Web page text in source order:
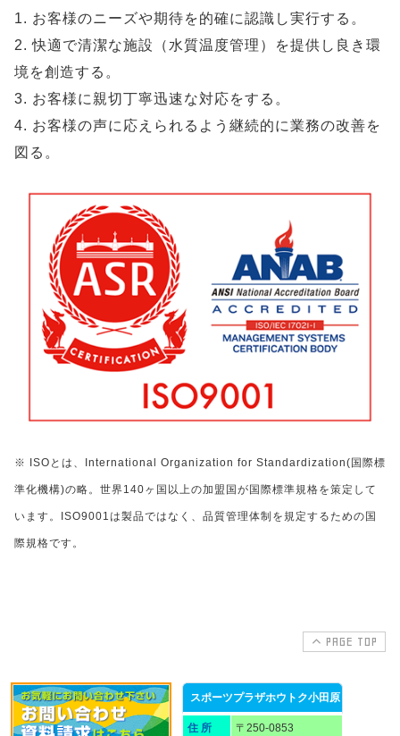
1. お客様のニーズや期待を的確に認識し実行する。
2. 快適で清潔な施設（水質温度管理）を提供し良き環
境を創造する。
3. お客様に親切丁寧迅速な対応をする。
4. お客様の声に応えられるよう継続的に業務の改善を
図る。
※ ISOとは、International Organization for Standardization(国際標
準化機構)の略。世界140ヶ国以上の加盟国が国際標準規格を策定して
います。ISO9001は製品ではなく、品質管理体制を規定するための国
際規格です。
PAGE TOP
スポーツプラザホウトク小田原
住 所
〒250-0853